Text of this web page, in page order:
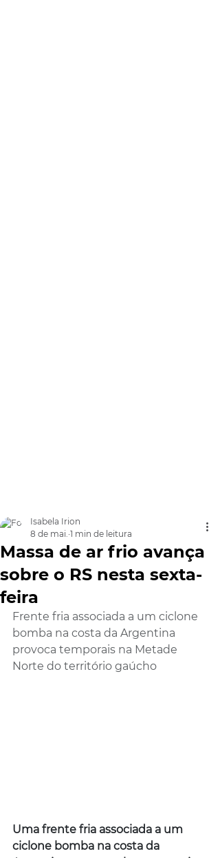
Massa de ar frio avança
sobre o RS nesta sexta-
feira
Isabela Irion
8 de mai. 1 min de leitura
Frente fria associada a um ciclone
bomba na costa da Argentina
provoca temporais na Metade
Norte do território gaúcho
Uma frente fria associada a um
ciclone bomba na costa da